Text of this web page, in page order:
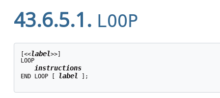
43.6.5.1. LOOP
[<<label>>]
LOOP
instructions
END LOOP [ label ];